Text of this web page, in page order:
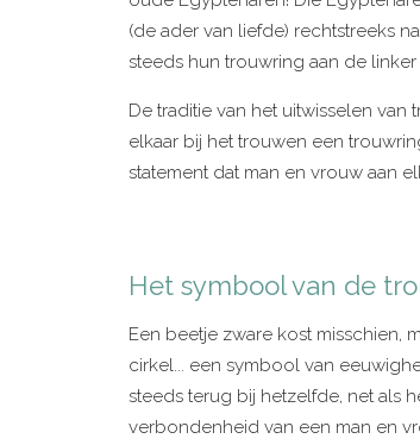
(de ader van liefde) rechtstreeks
steeds hun trouwring aan de linker
De traditie van het uitwisselen
elkaar bij het trouwen een
statement dat man en vrouw aan
Het symbool van de
Een beetje zware kost misschien,
cirkel... een symbool van
steeds terug bij hetzelfde, net als
verbondenheid van een man en